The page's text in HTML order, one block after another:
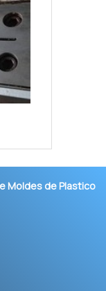
Moldes de Plastico